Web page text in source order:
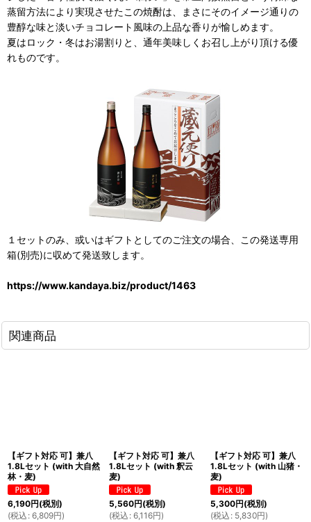
蒸留方法により実現させたこの焼酎は、まさにそのイメージ通りの
豊醇な味と淡いチョコレート風味の上品な香りが愉しめます。
夏はロック・冬はお湯割りと、通年美味しくお召し上がり頂ける優
れものです。
１セットのみ、或いはギフトとしてのご注文の場合、この発送専用
箱(別売)に収めて発送致します。
https://www.kandaya.biz/product/1463
関連商品
【ギフト対応 可】兼八
1.8Lセット (with 大自然
林・麦)
6,190円(税別)
(税込 : 6,809円)
【ギフト対応 可】兼八
1.8Lセット (with 釈云
麦)
5,560円(税別)
(税込 : 6,116円)
【ギフト対応 可】兼八
1.8Lセット (with 山猪・
麦)
5,300円(税別)
(税込 : 5,830円)